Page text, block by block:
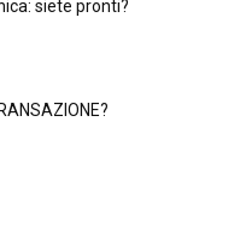
siete pronti?